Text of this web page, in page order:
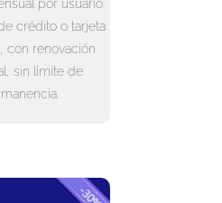
por usuario
crédito o tarjeta
con renovación
sin límite de